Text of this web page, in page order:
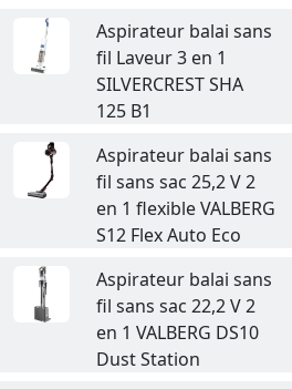
Aspirateur balai sans
fil Laveur 3 en 1
SILVERCREST SHA
125 B1
Aspirateur balai sans
fil sans sac 25,2 V 2
en 1 flexible VALBERG
S12 Flex Auto Eco
Aspirateur balai sans
fil sans sac 22,2 V 2
en 1 VALBERG DS10
Dust Station